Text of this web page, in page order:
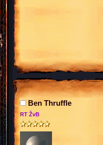
Ben Thruffle
RT ŽvB